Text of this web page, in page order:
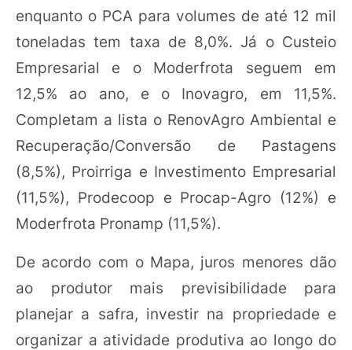
enquanto o PCA para volumes de até 12 mil
toneladas tem taxa de 8,0%. Já o Custeio
Empresarial e o Moderfrota seguem em
12,5% ao ano, e o Inovagro, em 11,5%.
Completam a lista o RenovAgro Ambiental e
Recuperação/Conversão de Pastagens
(8,5%), Proirriga e Investimento Empresarial
(11,5%), Prodecoop e Procap-Agro (12%) e
Moderfrota Pronamp (11,5%).
De acordo com o Mapa, juros menores dão
ao produtor mais previsibilidade para
planejar a safra, investir na propriedade e
organizar a atividade produtiva ao longo do